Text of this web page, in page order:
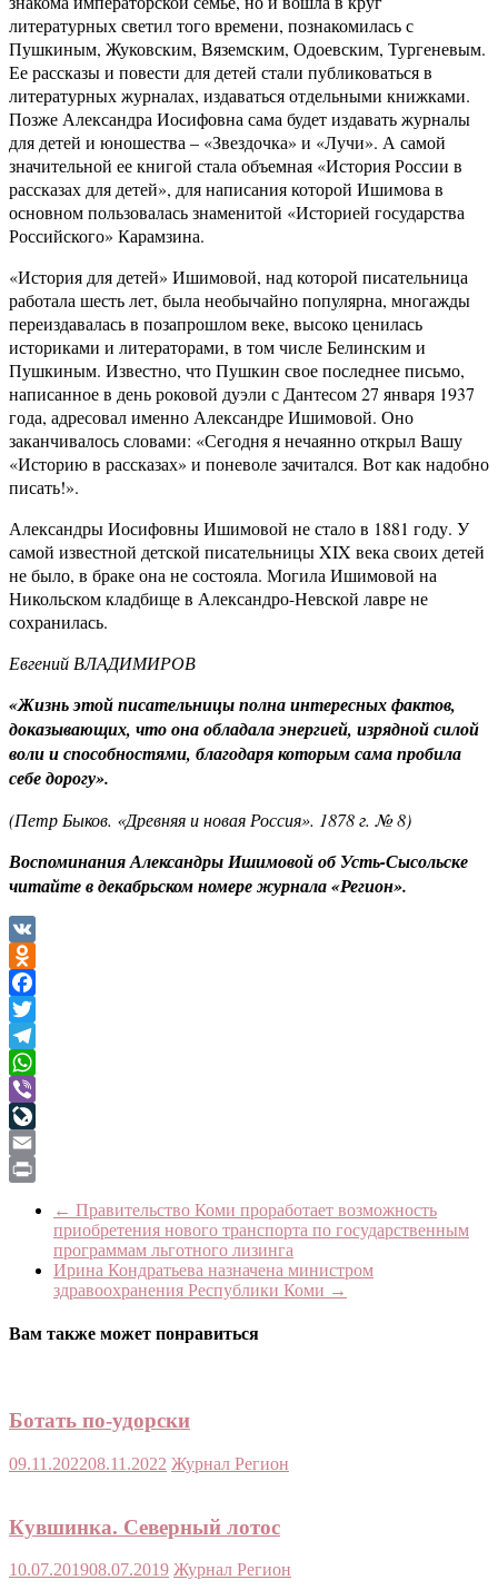
литературных светил того времени, познакомилась с
Пушкиным, Жуковским, Вяземским, Одоевским, Тургеневым.
Ее рассказы и повести для детей стали публиковаться в
литературных журналах, издаваться отдельными книжками.
Позже Александра Иосифовна сама будет издавать журналы
для детей и юношества – «Звездочка» и «Лучи». А самой
значительной ее книгой стала объемная «История России в
рассказах для детей», для написания которой Ишимова в
основном пользовалась знаменитой «Историей государства
Российского» Карамзина.
«История для детей» Ишимовой, над которой писательница
работала шесть лет, была необычайно популярна, многажды
переиздавалась в позапрошлом веке, высоко ценилась
историками и литераторами, в том числе Белинским и
Пушкиным. Известно, что Пушкин свое последнее письмо,
написанное в день роковой дуэли с Дантесом 27 января 1937
года, адресовал именно Александре Ишимовой. Оно
заканчивалось словами: «Сегодня я нечаянно открыл Вашу
«Историю в рассказах» и поневоле зачитался. Вот как надобно
писать!».
Александры Иосифовны Ишимовой не стало в 1881 году. У
самой известной детской писательницыXIX века своих детей
не было, в браке она не состояла. Могила Ишимовой на
Никольском кладбище в Александро-Невской лавре не
сохранилась.
Евгений ВЛАДИМИРОВ
«Жизнь этой писательницы полна интересных фактов,
доказывающих, что она обладала энергией, изрядной силой
воли и способностями, благодаря которым сама пробила
себе дорогу».
(Петр Быков. «Древняя и новая Россия». 1878 г. № 8)
Воспоминания Александры Ишимовой об Усть-Сысольске
читайте в декабрьском номере журнала «Регион».
VK
Odnoklassniki
Facebook
Twitter
Telegram
WhatsApp
Viber
LiveJournal
Email
← Правительство Коми проработает возможность
приобретения нового транспорта по государственным
программам льготного лизинга
Ирина Кондратьева назначена министром
здравоохранения Республики Коми →
Вам также может понравиться
Ботать по-удорски
09.11.202208.11.2022 Журнал Регион
Кувшинка. Северный лотос
10.07.201908.07.2019 Журнал Регион